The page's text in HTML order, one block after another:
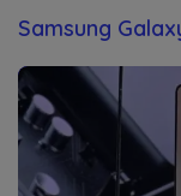
Samsung